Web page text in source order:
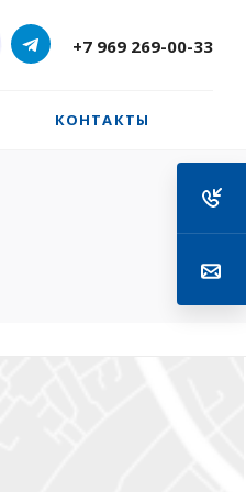
+7 969 269-00-33
КОНТАКТЫ